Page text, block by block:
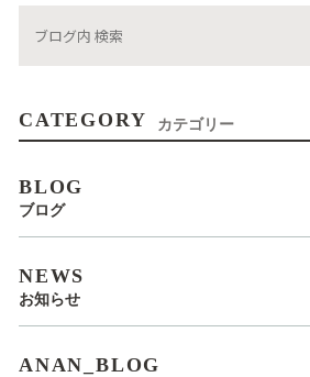
CATEGORY カテゴリー
BLOG
ブログ
NEWS
お知らせ
ANAN_BLOG